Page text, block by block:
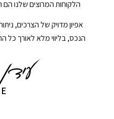
הלקוחות המרוצים שלנו
אפיון מדויק של הצרכים,
הנכס, בליווי מלא לאורך